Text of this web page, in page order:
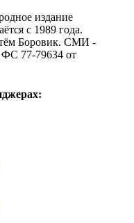
издание
с 1989 года.
Боровик. CМИ -
ФС 77-79634 от